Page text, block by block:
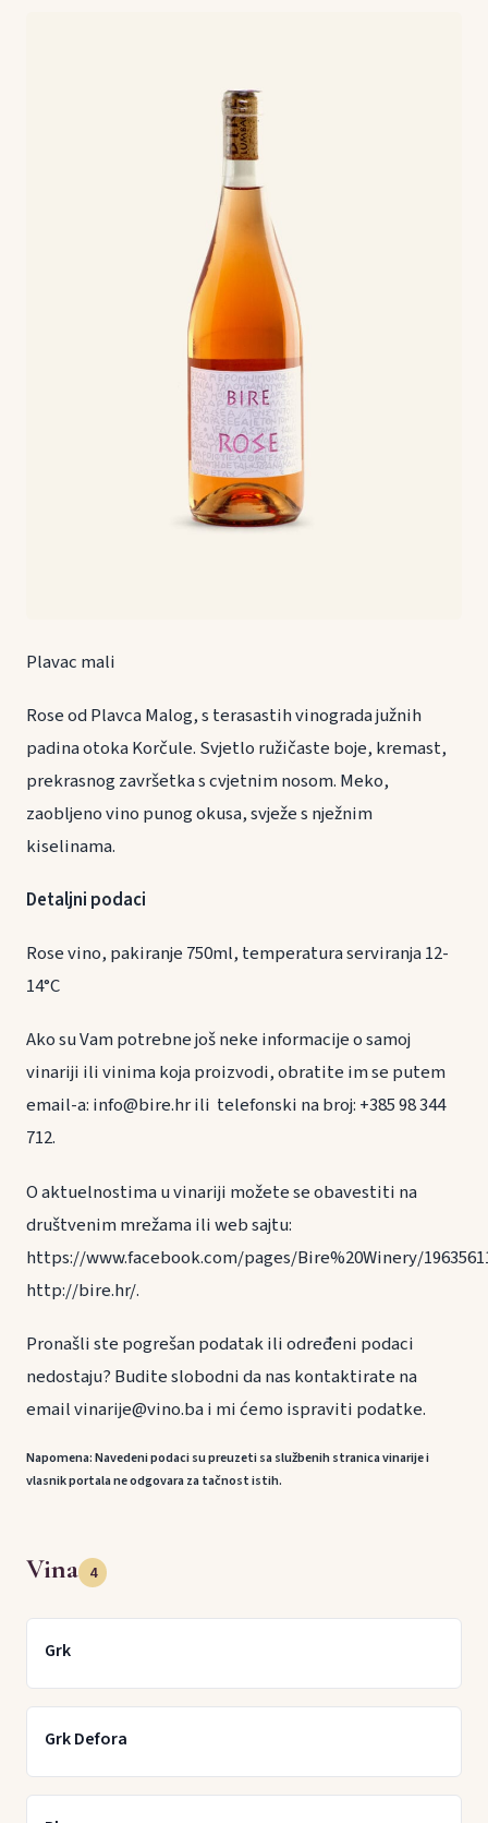
Plavac mali
Rose od Plavca Malog, s terasastih vinograda južnih
padina otoka Korčule. Svjetlo ružičaste boje, kremast,
prekrasnog završetka s cvjetnim nosom. Meko,
zaobljeno vino punog okusa, svježe s nježnim
kiselinama.
Detaljni podaci
Rose vino, pakiranje 750ml, temperatura serviranja 12-
14°C
Ako su Vam potrebne još neke informacije o samoj
vinariji ili vinima koja proizvodi, obratite im se putem
email-a: info@bire.hr ili telefonski na broj: +385 98 344
712.
O aktuelnostima u vinariji možete se obavestiti na
društvenim mrežama ili web sajtu:
https://www.facebook.com/pages/Bire%20Winery/
http://bire.hr/.
Pronašli ste pogrešan podatak ili određeni podaci
nedostaju? Budite slobodni da nas kontaktirate na
email vinarije@vino.ba i mi ćemo ispraviti podatke.
Napomena: Navedeni podaci su preuzeti sa službenih stranica vinarije i
vlasnik portala ne odgovara za tačnost istih.
Vina 4
Grk
Grk Defora